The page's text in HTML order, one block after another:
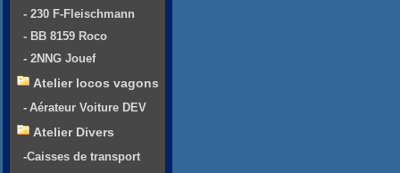
- 230 F-Fleischmann
- BB 8159 Roco
- 2NNG Jouef
Atelier locos vagons
- Aérateur Voiture DEV
Atelier Divers
-Caisses de transport